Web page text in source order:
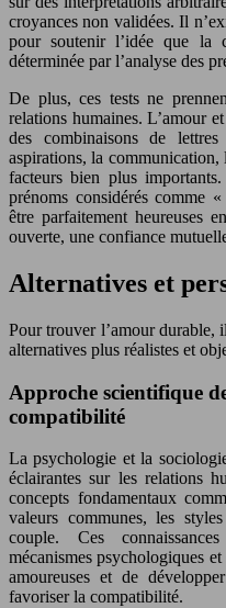
croyances non validées. Il
pour soutenir l’idée que la
déterminée par l’analyse des
De plus, ces tests ne
relations humaines. L’amour
des combinaisons de
aspirations, la communication,
facteurs bien plus
prénoms considérés comme
être parfaitement heureuses
ouverte, une confiance
Alternatives et
Pour trouver l’amour durable,
alternatives plus réalistes et
Approche scientifique
compatibilité
La psychologie et la
éclairantes sur les relations
concepts fondamentaux
valeurs communes, les
couple. Ces
mécanismes psychologiques
amoureuses et de
favoriser la compatibilité.